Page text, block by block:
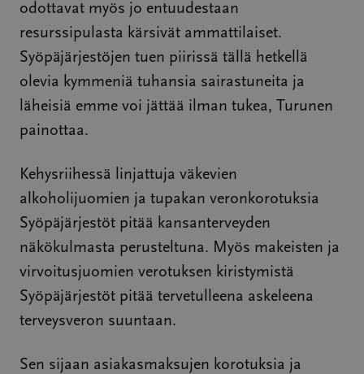
odottavat myös jo entuudestaan
resurssipulasta kärsivät ammattilaiset.
Syöpäjärjestöjen tuen piirissä tällä hetkellä
olevia kymmeniä tuhansia sairastuneita ja
läheisiä emme voi jättää ilman tukea, Turunen
painottaa.
Kehysriihessä linjattuja väkevien
alkoholijuomien ja tupakan veronkorotuksia
Syöpäjärjestöt pitää kansanterveyden
näkökulmasta perusteltuna. Myös makeisten ja
virvoitusjuomien verotuksen kiristymistä
Syöpäjärjestöt pitää tervetulleena askeleena
terveysveron suuntaan.
Sen sijaan asiakasmaksujen korotuksia ja